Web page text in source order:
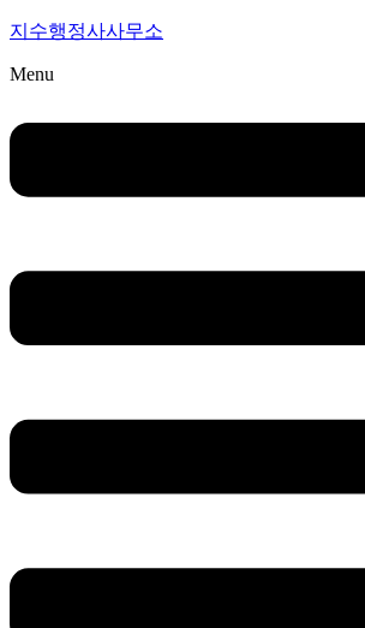
지수행정사사무소
Menu